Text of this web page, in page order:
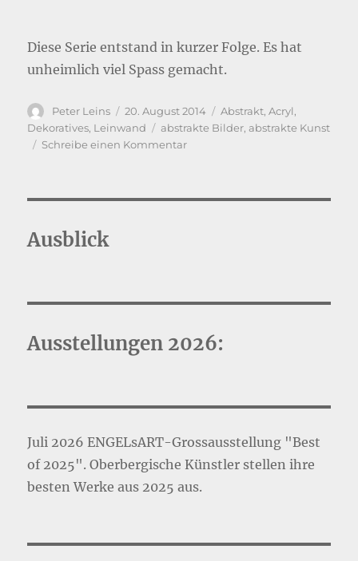
Diese Serie entstand in kurzer Folge. Es hat
unheimlich viel Spass gemacht.
Autor
Peter Leins
Veröffentlicht
am
20. August 2014 Kategorien
Abstrakt,Acryl,
Dekoratives, Leinwand Schlagwörter
abstrakte Bilder, abstrakte Kunst
Schreibe einen Kommentarzu
Ausblick
Ausstellungen 2026:
Juli 2026 ENGELsART-Grossausstellung "Best
of 2025". Oberbergische Künstler stellen ihre
besten Werke aus 2025 aus.